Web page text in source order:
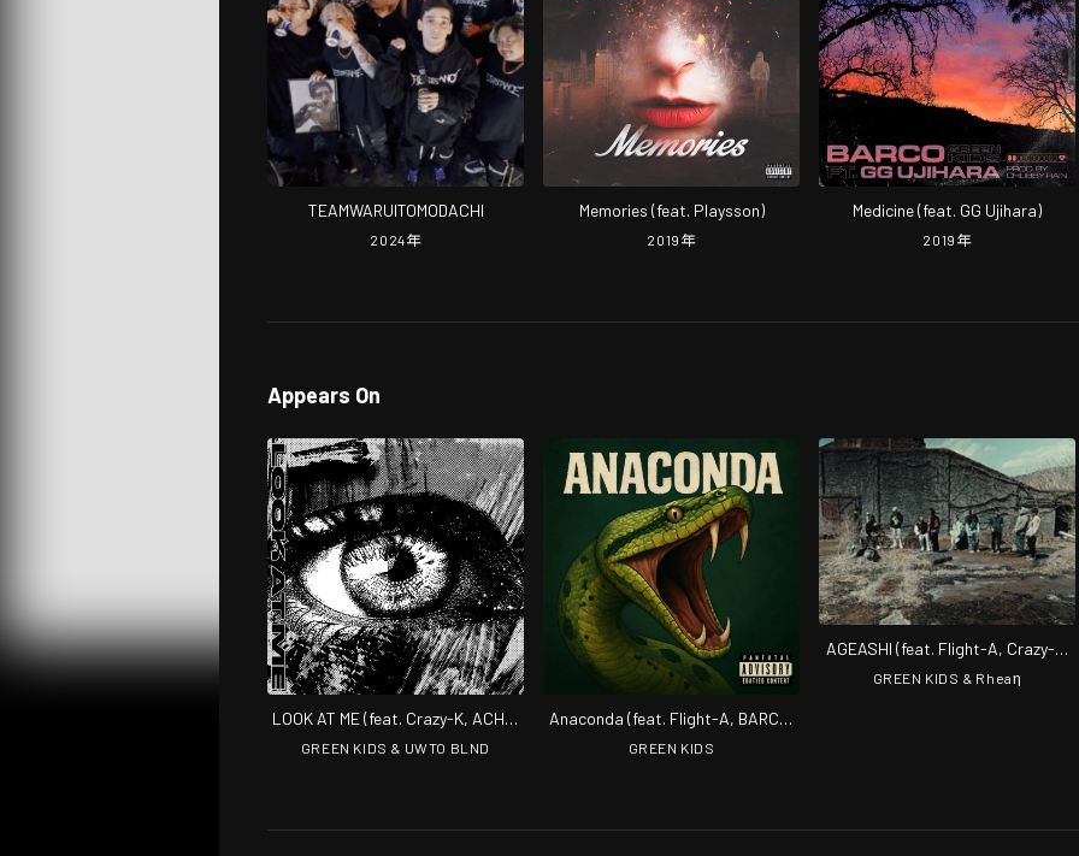
TEAMWARUITOMODACHI
2024年
Memories (feat. Playsson)
2019 年
Medicine (feat. GG Ujihara)
2019 年
Appears On
LOOK AT ME (feat. Crazy-K, ACHA,
Swag-A, Flight-A & BARCO)
GREEN KIDS & UWTO BLND
Anaconda (feat. Flight-A, BARCO,
Swag-A & Crazy-K)
GREEN KIDS
AGEASHI (feat. Flight-A, Crazy-K,
BARCO, Swag-A & ACHA)
GREEN KIDS & Rheaη